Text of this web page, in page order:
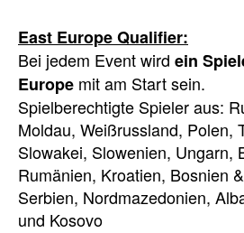
East Europe Qualifier:
Bei jedem Event wird ein
Europe mit am Start sein.
Spielberechtigte Spieler aus:
Moldau, Weißrussland, Polen,
Slowakei, Slowenien, Ungarn,
Rumänien, Kroatien, Bosnien
Serbien, Nordmazedonien,
und Kosovo